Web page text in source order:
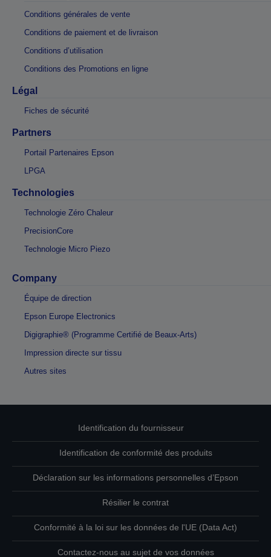
Conditions générales de vente
Conditions de paiement et de livraison
Conditions d’utilisation
Conditions des Promotions en ligne
Légal
Fiches de sécurité
Partners
Portail Partenaires Epson
LPGA
Technologies
Technologie Zéro Chaleur
PrecisionCore
Technologie Micro Piezo
Company
Équipe de direction
Epson Europe Electronics
Digigraphie® (Programme Certifié de Beaux-Arts)
Impression directe sur tissu
Autres sites
Identification du fournisseur
Identification de conformité des produits
Déclaration sur les informations personnelles d’Epson
Résilier le contrat
Conformité à la loi sur les données de l'UE (Data Act)
Contactez-nous au sujet de vos données